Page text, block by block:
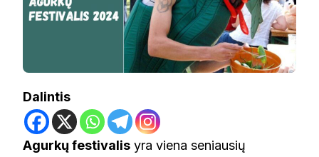
Dalintis
Agurkų festivalis yra viena seniausių